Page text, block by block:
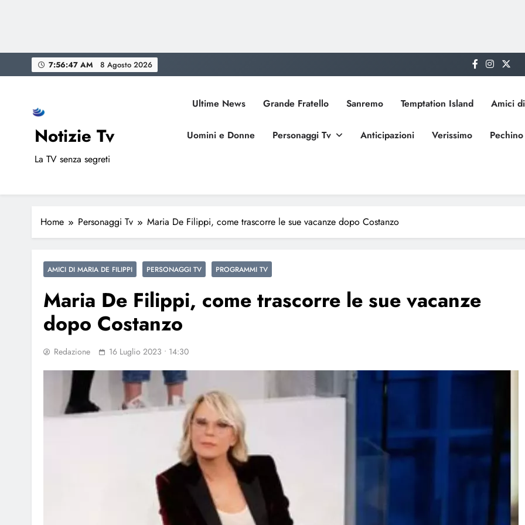
to
7:56:48 AM 8 Agosto 2026
Notizie Tv
La TV senza segreti
Ultime News Grande Fratello Sanremo Temptation Island Amici
Uomini e Donne Personaggi Tv Anticipazioni Verissimo
Home Personaggi Tv Maria De Filippi, come trascorre le sue vacanze dopo Costanzo
AMICI DI MARIA DE FILIPPI PERSONAGGI TV PROGRAMMI TV
Maria De Filippi, come trascorre le sue vacanze
dopo Costanzo
Redazione 16 Luglio 2023 • 14:30